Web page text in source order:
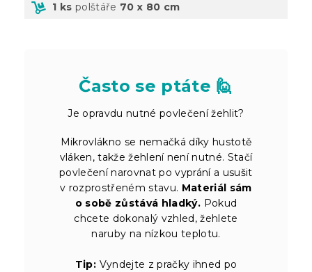
1 ks polštáře 70 x 80 cm
Často se ptáte 🙋
Je opravdu nutné povlečení žehlit?
Mikrovlákno se nemačká díky hustotě
vláken, takže žehlení není nutné. Stačí
povlečení narovnat po vyprání a usušit
v rozprostřeném stavu. Materiál sám
o sobě zůstává hladký. Pokud
chcete dokonalý vzhled, žehlete
naruby na nízkou teplotu.
Tip: Vyndejte z pračky ihned po